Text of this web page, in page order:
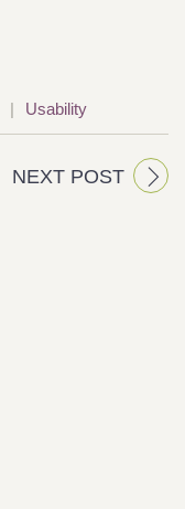
| Usability
NEXT POST